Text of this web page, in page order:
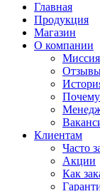
Главная
Продукция
Магазин
О компании
Миссия
Клиентам
Часто
Акции
Как